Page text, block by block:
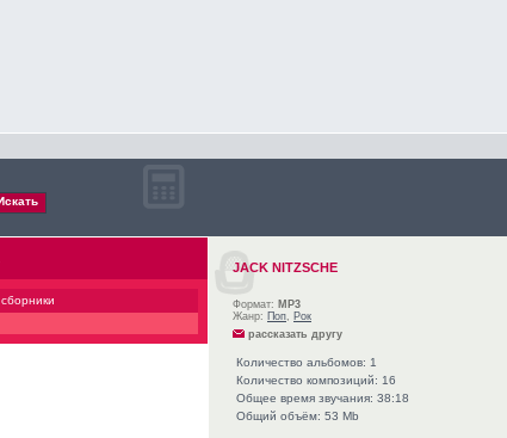
сборники
JACK NITZSCHE
Формат: MP3
Жанр: Поп, Рок
рассказать другу
Количество альбомов: 1
Количество композиций: 16
Общее время звучания: 38:18
Общий объём: 53 Mb